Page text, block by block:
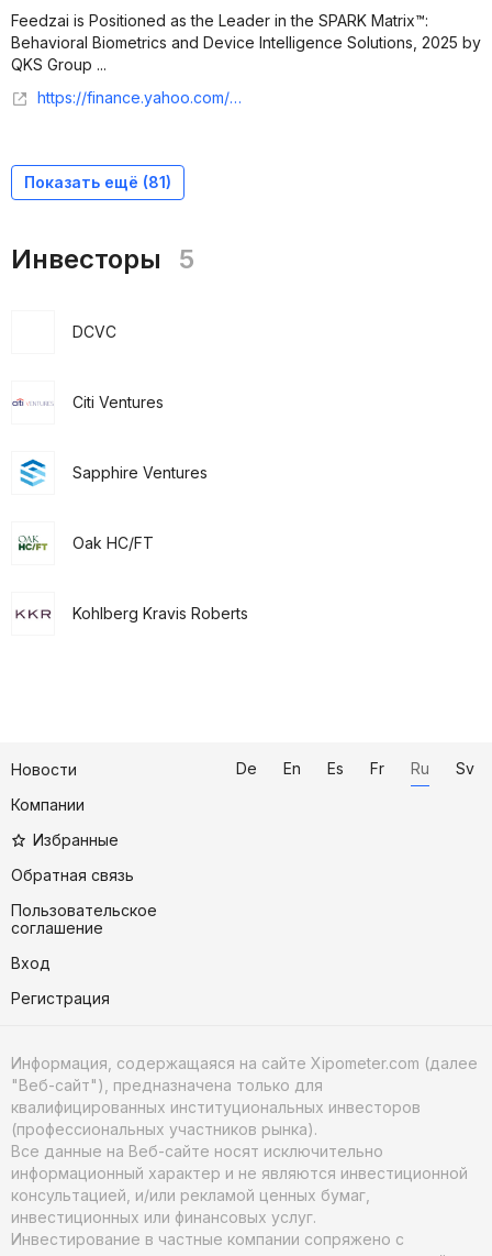
Feedzai is Positioned as the Leader in the SPARK Matrix™:
Behavioral Biometrics and Device Intelligence Solutions, 2025 by
QKS Group ...
https://finance.yahoo.com/news/feedzai-positioned-leader-spark-matrix-110000574.html
Показать ещё (81)
Инвесторы 5
DCVC
Citi Ventures
Sapphire Ventures
Oak HC/FT
Kohlberg Kravis Roberts
Новости
Компании
Избранные
Обратная связь
Пользовательское
соглашение
Вход
Регистрация
De En Es Fr Ru Sv
Информация, содержащаяся на сайте Xipometer.com (далее
"Веб-сайт"), предназначена только для
квалифицированных институциональных инвесторов
(профессиональных участников рынка).
Все данные на Веб-сайте носят исключительно
информационный характер и не являются инвестиционной
консультацией, и/или рекламой ценных бумаг,
инвестиционных или финансовых услуг.
Инвестирование в частные компании сопряжено с